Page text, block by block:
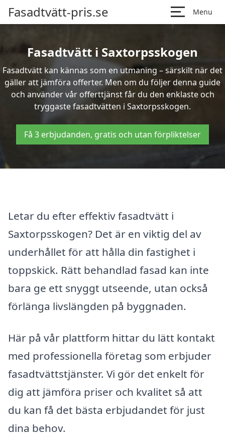
Fasadtvätt-pris.se Menu
Fasadtvätt i Saxtorpsskogen
Fasadtvätt kan kännas som en utmaning – särskilt när det
gäller att jämföra offerter. Men om du följer denna guide
och använder vår offerttjänst får du den enklaste och
tryggaste fasadtvätten i Saxtorpsskogen.
Få 3 erbjudanden, gratis och utan förpliktelser
Letar du efter effektiv fasadtvätt i
Saxtorpsskogen? Det är en viktig del av
underhållet för att hålla din fastighet i
toppskick. Rätt behandlad fasad kan inte
bara ge ett snyggt utseende, utan också
förlänga livslängden på byggnaden.
Här på vår plattform hittar du lätt kontakt
med professionella företag som erbjuder
fasadtvättstjänster. Vi gör det enkelt för
dig att jämföra priser och kvalitet så att
du kan få det bästa erbjudandet för just
dina behov.